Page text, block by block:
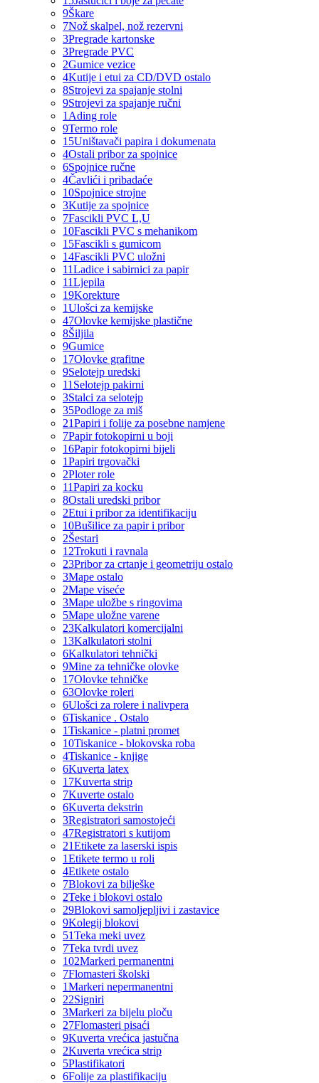
9Škare
7Nož skalpel, nož rezervni
3Pregrade kartonske
3Pregrade PVC
2Gumice vezice
4Kutije i etui za CD/DVD ostalo
8Strojevi za spajanje stolni
9Strojevi za spajanje ručni
1 Ading role
9Termo role
15Uništavači papira i dokumenata
4Ostali pribor za spojnice
6Spojnice ručne
4Čavlići i pribadaće
10Spojnice strojne
3Kutije za spojnice
7Fascikli PVC L,U
10Fascikli PVC s mehanikom
15Fascikli s gumicom
14Fascikli PVC uložni
11Ladice i sabirnici za papir
11Ljepila
19Korekture
1Ulošci za kemijske
47Olovke kemijske plastične
8Šiljila
9Gumice
17Olovke grafitne
9Selotejp uredski
11 Selotejp pakirni
3Stalci za selotejp
35Podloge za miš
21Papiri i folije za posebne namjene
7Papir fotokopirni u boji
16Papir fotokopirni bijeli
1Papiri trgovački
2Ploter role
11Papiri za kocku
8Ostali uredski pribor
2Etui i pribor za identifikaciju
10Bušilice za papir i pribor
2Šestari
12Trokuti i ravnala
23Pribor za crtanje i geometriju ostalo
3Mape ostalo
2Mape viseće
3Mape uložbe s ringovima
5Mape uložne varene
23Kalkulatori komercijalni
13Kalkulatori stolni
6Kalkulatori tehnički
9Mine za tehničke olovke
17Olovke tehničke
63Olovke roleri
6Ulošci za rolere i nalivpera
6Tiskanice . Ostalo
1Tiskanice - platni promet
10Tiskanice - blokovska roba
4Tiskanice - knjige
6Kuverta latex
17Kuverta strip
7Kuverte ostalo
6Kuverta dekstrin
3Registratori samostojeći
47Registratori s kutijom
21Etikete za laserski ispis
1Etikete termo u roli
4Etikete ostalo
7Blokovi za bilješke
2Teke i blokovi ostalo
29Blokovi samoljepljivi i zastavice
9Kolegij blokovi
51Teka meki uvez
7Teka tvrdi uvez
102Markeri permanentni
7Flomasteri školski
1Markeri nepermanentni
22Signiri
3Markeri za bijelu ploču
27Flomasteri pisaći
9Kuverta vrećica jastučna
2Kuverta vrećica strip
5Plastifikatori
6Folije za plastifikaciju